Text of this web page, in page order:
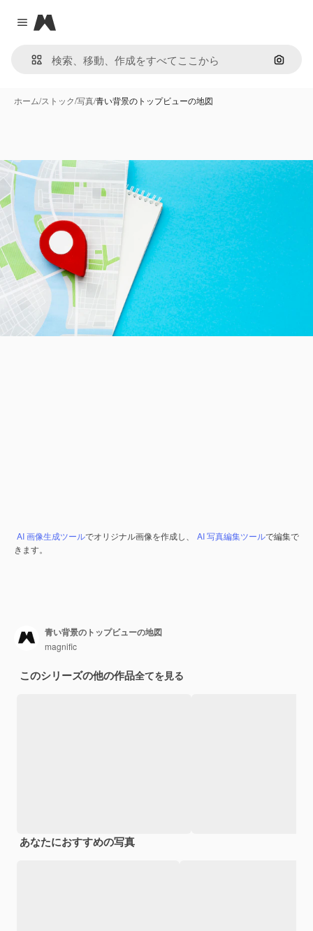
Close menu
Magnific
画像で
ホーム/ストック/写真/青い背景のトップビューの地図
AI 画像生成ツールでオリジナル画像を作成し、 AI 写真編集ツールで編集で
きます。
青い背景のトップビューの地図
magnific
このシリーズの他の作品全てを見る
あなたにおすすめの写真